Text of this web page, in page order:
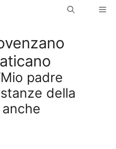
padre
della